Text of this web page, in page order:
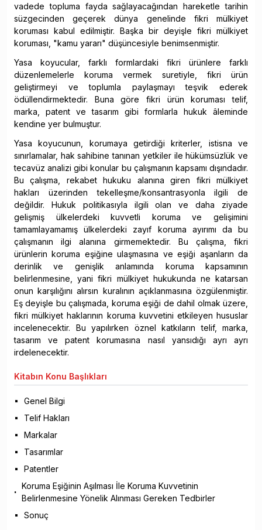
vadede topluma fayda sağlayacağından hareketle tarihin
süzgecinden geçerek dünya genelinde fikri mülkiyet
koruması kabul edilmiştir. Başka bir deyişle fikri mülkiyet
koruması, "kamu yararı" düşüncesiyle benimsenmiştir.
Yasa koyucular, farklı formlardaki fikri ürünlere farklı
düzenlemelerle koruma vermek suretiyle, fikri ürün
geliştirmeyi ve toplumla paylaşmayı teşvik ederek
ödüllendirmektedir. Buna göre fikri ürün koruması telif,
marka, patent ve tasarım gibi formlarla hukuk âleminde
kendine yer bulmuştur.
Yasa koyucunun, korumaya getirdiği kriterler, istisna ve
sınırlamalar, hak sahibine tanınan yetkiler ile hükümsüzlük ve
tecavüz analizi gibi konular bu çalışmanın kapsamı dışındadır.
Bu çalışma, rekabet hukuku alanına giren fikri mülkiyet
hakları üzerinden tekelleşme/konsantrasyonla ilgili de
değildir. Hukuk politikasıyla ilgili olan ve daha ziyade
gelişmiş ülkelerdeki kuvvetli koruma ve gelişimini
tamamlayamamış ülkelerdeki zayıf koruma ayırımı da bu
çalışmanın ilgi alanına girmemektedir. Bu çalışma, fikri
ürünlerin koruma eşiğine ulaşmasına ve eşiği aşanların da
derinlik ve genişlik anlamında koruma kapsamının
belirlenmesine, yani fikri mülkiyet hukukunda ne katarsan
onun karşılığını alırsın kuralının açıklanmasına özgülenmiştir.
Eş deyişle bu çalışmada, koruma eşiği de dahil olmak üzere,
fikri mülkiyet haklarının koruma kuvvetini etkileyen hususlar
incelenecektir. Bu yapılırken öznel katkıların telif, marka,
tasarım ve patent korumasına nasıl yansıdığı ayrı ayrı
irdelenecektir.
Kitabın Konu Başlıkları
Genel Bilgi
Telif Hakları
Markalar
Tasarımlar
Patentler
Koruma Eşiğinin Aşılması İle Koruma Kuvvetinin
Belirlenmesine Yönelik Alınması Gereken Tedbirler
Sonuç